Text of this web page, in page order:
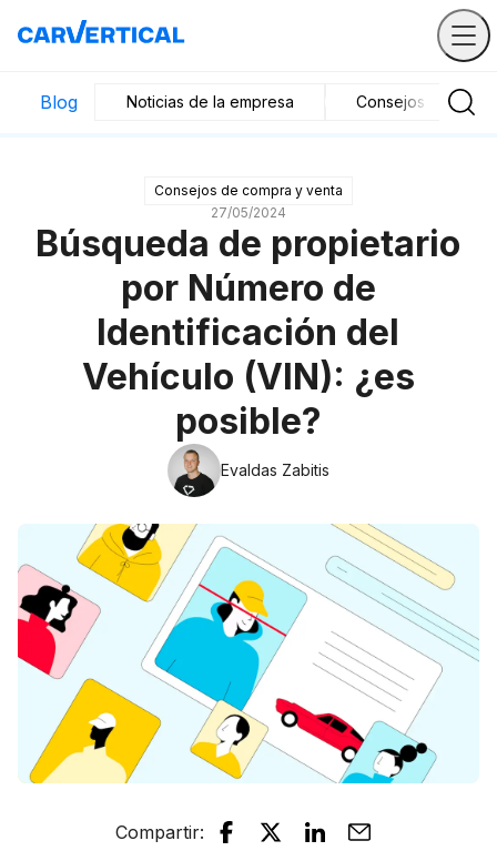
Blog Noticias de la empresa Consejos de
Consejos de compra y venta
27/05/2024
Búsqueda de propietario
por Número de
Identificación del
Vehículo (VIN): ¿es
posible?
Evaldas Zabitis
Compartir: